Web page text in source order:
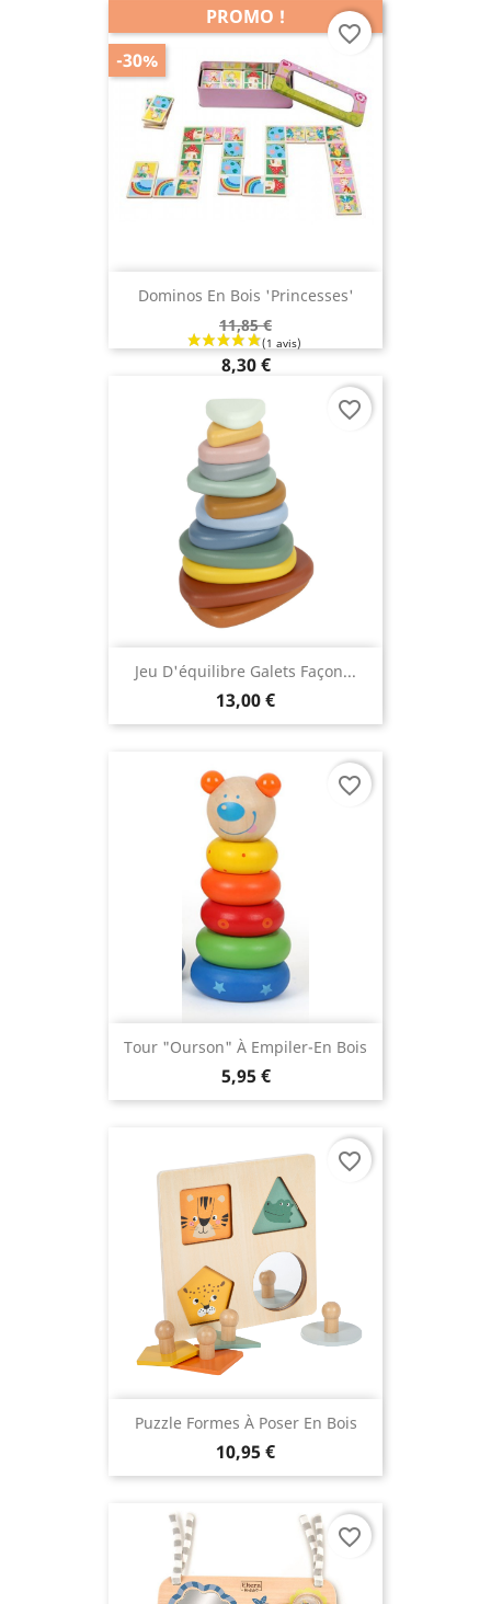
Dominos En Bois 'Princesses'
11,85 €
8,30 €
PROMO !
-30%
favorite_border
Jeu D'équilibre Galets Façon...
13,00 €
favorite_border
Tour "Ourson" À Empiler-En Bois
5,95 €
favorite_border
Puzzle Formes À Poser En Bois
10,95 €
favorite_border
favorite_border